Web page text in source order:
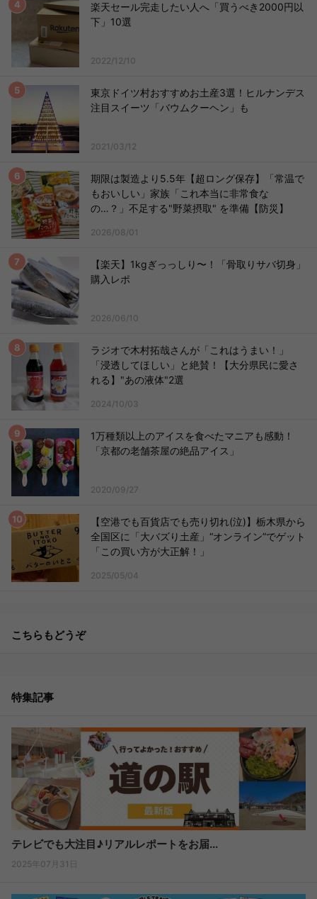
楽天セール完走したい人へ「買うべき2000円以
下」10選
2022/12/10
東京ドイツ村おすすめお土産3選！ヒルナンデス
注目スイーツ「バウムクーヘン」も
2021/03/12
期限は製造より5.5年【超ロング保存】「常温で
もおいしい」家族「これ本当に非常食な
の…？」不足する"野菜摂取" を準備【防災】
2026/08/01
【楽天】1kgぎっっしり〜！「骨取りサバ切身」
購入レポ
2026/06/10
ラジオで木村拓哉さんが「これはうまい！」
「浸透してほしい」と絶賛！【大分県民に愛さ
れる】"あの液体"2選
2024/10/03
1万種類以上のアイスを食べたマニアも感動！
「京都の老舗茶屋の絶品アイス」
2020/09/27
【空港でも百貨店でも売り切れ(泣)】栃木県から
全国区に「大バズり土産」“オンライン”でゲット
「この買い方が大正解！」
2025/05/04
こちらもどうぞ
特集記事
テレビでも大注目♪リアルレポートをお届...
2025年07月31日